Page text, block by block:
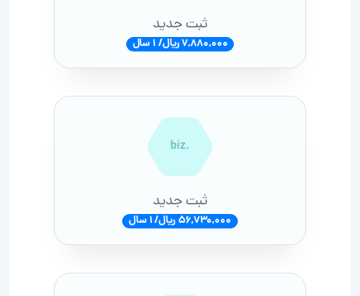
ثبت جدید
7,880,000 ریال/ 1 سال
.biz
ثبت جدید
56,730,000 ریال/ 1 سال